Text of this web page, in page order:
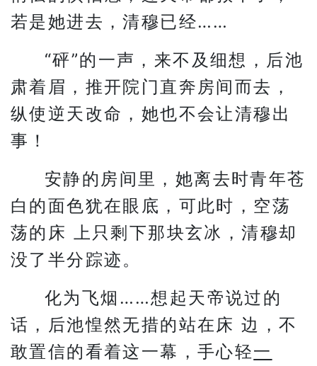
若是她进去，清穆已经……
“砰”的一声，来不及细想，后池
肃着眉，推开院门直奔房间而去，
纵使逆天改命，她也不会让清穆出
事！
安静的房间里，她离去时青年苍
白的面色犹在眼底，可此时，空荡
荡的床 上只剩下那块玄冰，清穆却
没了半分踪迹。
化为飞烟……想起天帝说过的
话，后池惶然无措的站在床 边，不
敢置信的看着这一幕，手心轻一